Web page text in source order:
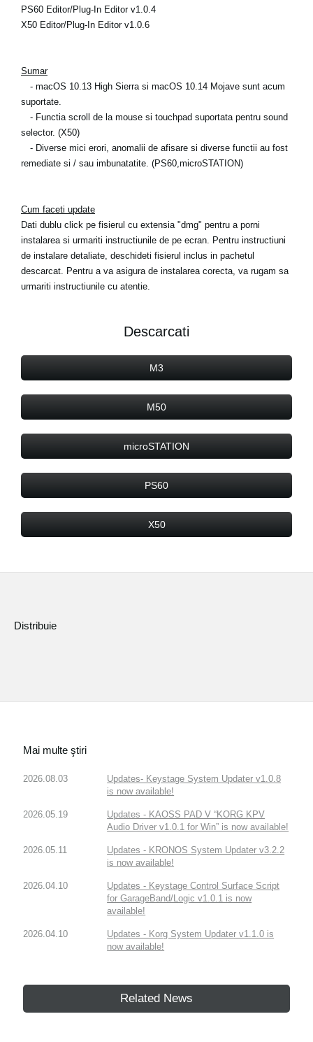
PS60 Editor/Plug-In Editor v1.0.4
X50 Editor/Plug-In Editor v1.0.6
Sumar
- macOS 10.13 High Sierra si macOS 10.14 Mojave sunt acum
suportate.
- Functia scroll de la mouse si touchpad suportata pentru sound
selector. (X50)
- Diverse mici erori, anomalii de afisare si diverse functii au fost
remediate si / sau imbunatatite. (PS60,microSTATION)
Cum faceti update
Dati dublu click pe fisierul cu extensia "dmg" pentru a porni
instalarea si urmariti instructiunile de pe ecran. Pentru instructiuni
de instalare detaliate, deschideti fisierul inclus in pachetul
descarcat. Pentru a va asigura de instalarea corecta, va rugam sa
urmariti instructiunile cu atentie.
Descarcati
M3
M50
microSTATION
PS60
X50
Distribuie
Mai multe ştiri
2026.08.03
Updates- Keystage System Updater v1.0.8
is now available!
2026.05.19
Updates - KAOSS PAD V “KORG KPV
Audio Driver v1.0.1 for Win” is now available!
2026.05.11
Updates - KRONOS System Updater v3.2.2
is now available!
2026.04.10
Updates - Keystage Control Surface Script
for GarageBand/Logic v1.0.1 is now
available!
2026.04.10
Updates - Korg System Updater v1.1.0 is
now available!
Related News